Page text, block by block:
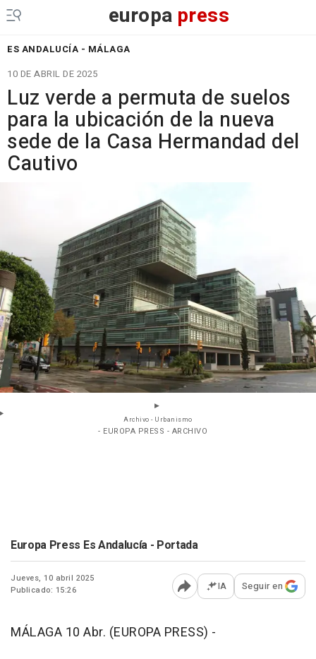
europa press
ES ANDALUCÍA - MÁLAGA
10 DE ABRIL DE 2025
Luz verde a permuta de suelos
para la ubicación de la nueva
sede de la Casa Hermandad del
Cautivo
Archivo - Urbanismo
- EUROPA PRESS - ARCHIVO
Europa Press Es Andalucía - Portada
Jueves, 10 abril 2025
Publicado: 15:26
Abrir opciones para
IA Seguir en
MÁLAGA 10 Abr. (EUROPA PRESS) -